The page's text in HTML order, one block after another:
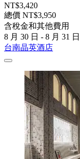
NT$3,420
總價 NT$3,950
含稅金和其他費用
8 月 30 日 - 8 月 31 日
台南晶英酒店